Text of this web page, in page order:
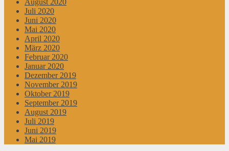
Juli 2020
Juni 2020
Mai 2020
April 2020
März 2020
Februar 2020
Januar 2020
Dezember 2019
November 2019
Oktober 2019
September 2019
August 2019
Juli 2019
Juni 2019
Mai 2019